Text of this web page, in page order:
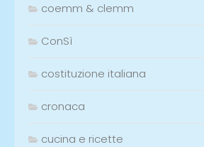
coemm & clemm
ConSì
costituzione italiana
cronaca
cucina e ricette